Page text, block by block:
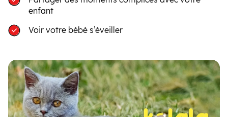
enfant
Voir votre bébé s’éveiller